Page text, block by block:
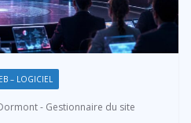
– LOGICIEL
- Gestionnaire du site